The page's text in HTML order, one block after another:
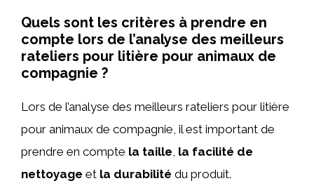
Quels sont les critères à prendre en
compte lors de l’analyse des meilleurs
rateliers pour litière pour animaux de
compagnie ?
Lors de l’analyse des meilleurs rateliers pour litière
pour animaux de compagnie, il est important de
prendre en compte la taille la facilité de
nettoyage et la durabilité du produit.